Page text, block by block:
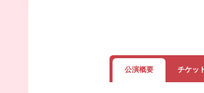
公演概要 チケッ